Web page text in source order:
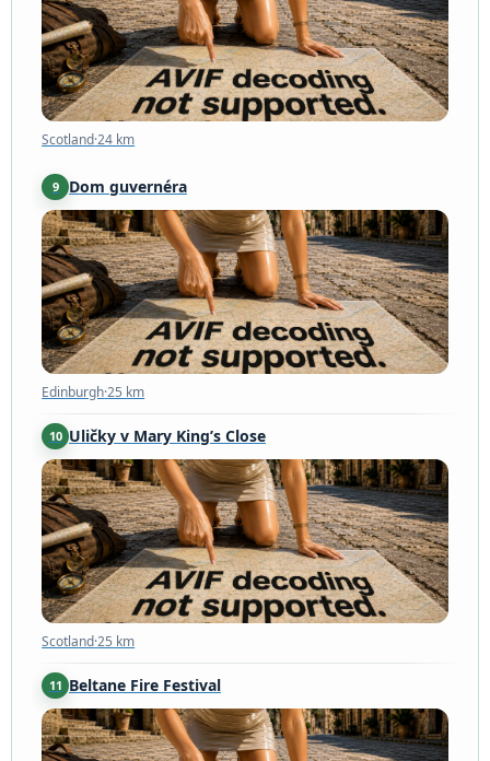
Scotland·24 km
9 Dom guvernéra
Edinburgh·25 km
Edinburgh·25 km
10 Uličky v Mary King’s Close
Scotland·25 km
Scotland·25 km
11 Beltane Fire Festival
Scotland·25 km